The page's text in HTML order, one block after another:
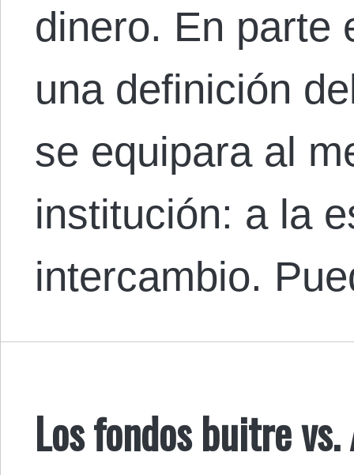
dinero. En parte
una definición
se equipara al
institución: a la
intercambio.
Los fondos buitre